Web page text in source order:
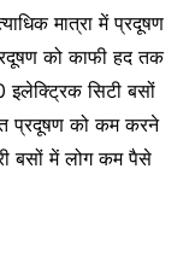
मात्रा में प्रदूषण
को काफी हद तक
सिटी बसों
प्रदूषण को कम करने
बसों में लोग कम पैसे